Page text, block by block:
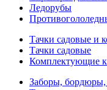
Ледорубы
Тачки садовые и
Тачки садовые
Комплектующие
Заборы, бордюры,